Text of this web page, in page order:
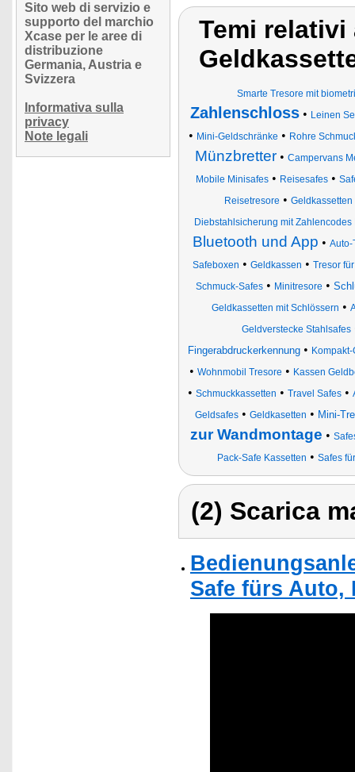
Sito web di servizio e
supporto del marchio
Xcase per le aree di
distribuzione
Germania, Austria e
Svizzera
Informativa sulla
privacy
Note legali
Temi relativi
Smarte Tresore mit
Zahlenschloss• Leinen
• Mini-Geldschränke • Rohre
Münzbretter• Campervans
Mobile Minisafes • Reisesafes •
Reisetresore • Geldkassetten
Diebstahlsicherung mit
Bluetooth und App • Auto-
Safeboxen • Geldkassen • Tresor
Schmuck-Safes • Minitresore •
Geldkassetten mit Schlössern •
Geldverstecke Stahlsafes
Fingerabdruckerkennung •
• Wohnmobil Tresore • Kassen
• Schmuckkassetten • Travel Safes•
Geldsafes • Geldkasetten • Mini-
zur Wandmontage •
Pack-Safe Kassetten • Safes
(2) Scarica
Safe fürs Auto,